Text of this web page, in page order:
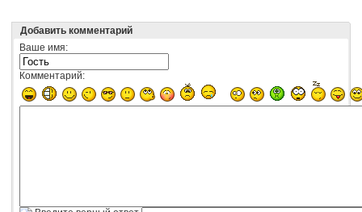
Добавить комментарий
Ваше имя:
Комментарий: